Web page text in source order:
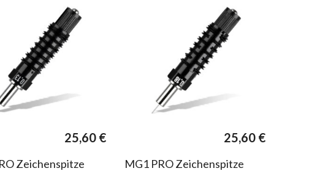
25,60 €
Zeichenspitze
25,60 €
MG1 PRO Zeichenspitze